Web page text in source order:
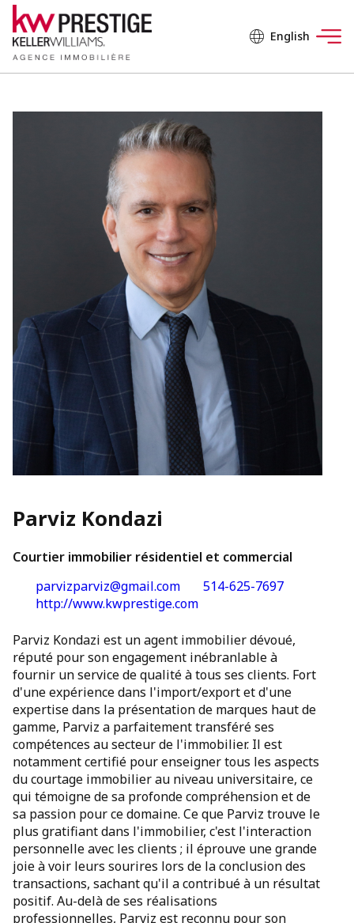
English
Parviz Kondazi
Courtier immobilier résidentiel et commercial
parvizparviz@gmail.com
514-625-7697
http://www.kwprestige.com
Parviz Kondazi est un agent immobilier dévoué,
réputé pour son engagement inébranlable à
fournir un service de qualité à tous ses clients. Fort
d'une expérience dans l'import/export et d'une
expertise dans la présentation de marques haut de
gamme, Parviz a parfaitement transféré ses
compétences au secteur de l'immobilier. Il est
notamment certifié pour enseigner tous les aspects
du courtage immobilier au niveau universitaire, ce
qui témoigne de sa profonde compréhension et de
sa passion pour ce domaine. Ce que Parviz trouve le
plus gratifiant dans l'immobilier, c'est l'interaction
personnelle avec les clients ; il éprouve une grande
joie à voir leurs sourires lors de la conclusion des
transactions, sachant qu'il a contribué à un résultat
positif. Au-delà de ses réalisations
professionnelles, Parviz est reconnu pour son